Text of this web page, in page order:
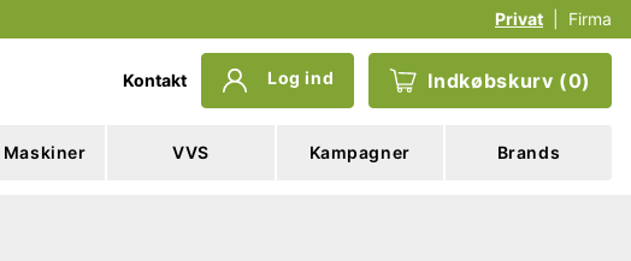
Privat Firma
Kontakt Log ind Indkøbskurv (0)
VVS Kampagner Brands